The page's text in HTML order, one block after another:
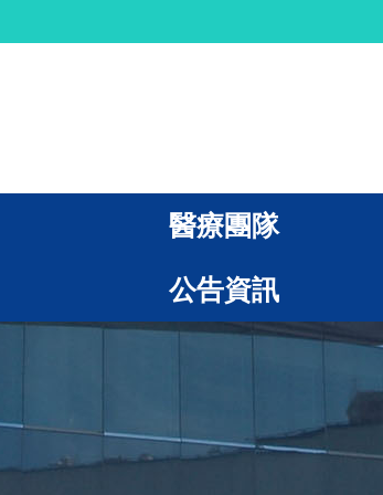
醫療團隊
公告資訊